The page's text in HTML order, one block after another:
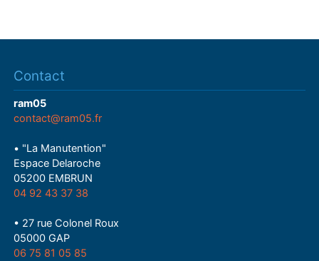
Contact
ram05
contact@ram05.fr
• "La Manutention"
Espace Delaroche
05200 EMBRUN
04 92 43 37 38
• 27 rue Colonel Roux
05000 GAP
06 75 81 05 85